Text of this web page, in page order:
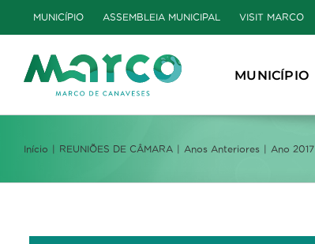
to
content
MUNICÍPIO ASSEMBLEIA MUNICIPAL VISIT MARCO
MUNICÍPIO
Início REUNIÕES DE CÂMARA Anos Anteriores Ano 2017